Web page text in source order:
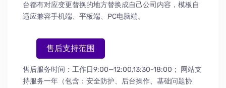
台都有对应变更替换的地方替换成自己公司内容，模板自
适应兼容手机端、平板端、PC电脑端。
售后支持范围
售后服务时间：工作日9:00—12:00,13:30-18:00；
网站支
持服务一年（包含：安全防护、 后台操作、 基础问题协